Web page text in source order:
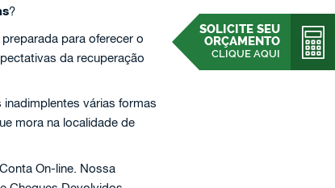
SOLICITE SEU
ORÇAMENTO
CLIQUE AQUI
?
para oferecer o
da recuperação
várias formas
mora na localidade de
On-line. Nossa